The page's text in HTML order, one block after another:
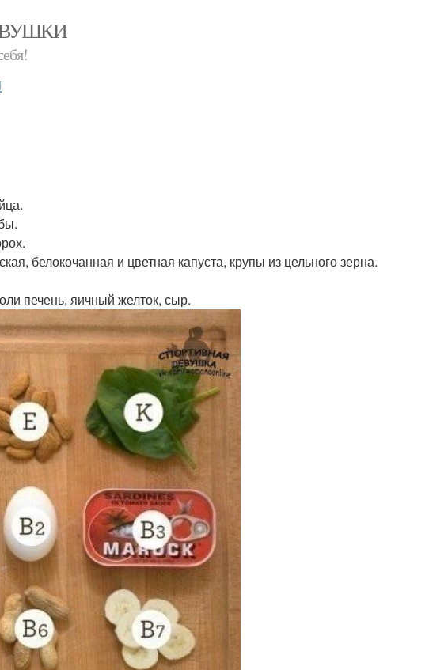
белокочанная и цветная капуста, крупы из цельного зерна.
печень, яичный желток, сыр.